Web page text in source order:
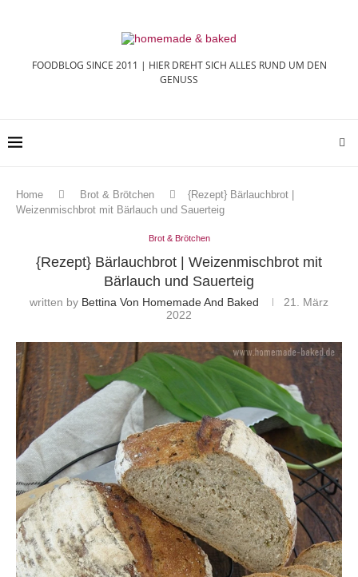
FOODBLOG SINCE 2011 | HIER DREHT SICH ALLES RUND UM DEN
GENUSS
Home Brot & Brötchen
{Rezept} Bärlauchbrot |
Weizenmischbrot mit Bärlauch und Sauerteig
Brot & Brötchen
{Rezept} Bärlauchbrot | Weizenmischbrot mit
Bärlauch und Sauerteig
written by Bettina Von Homemade And Baked
21. März
2022